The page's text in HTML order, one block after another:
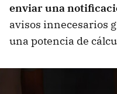
enviar una
avisos innecesarios
una potencia de